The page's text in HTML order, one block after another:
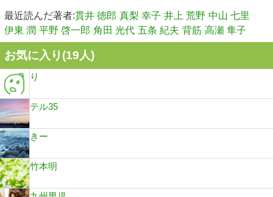
最近読んだ著者:貫井 徳郎 真梨 幸子 井上 荒野 中山 七里
伊東 潤 平野 啓一郎 角田 光代 五条 紀夫 背筋 高瀬 隼子
お気に入り(19人)
り
テル35
きー
竹本明